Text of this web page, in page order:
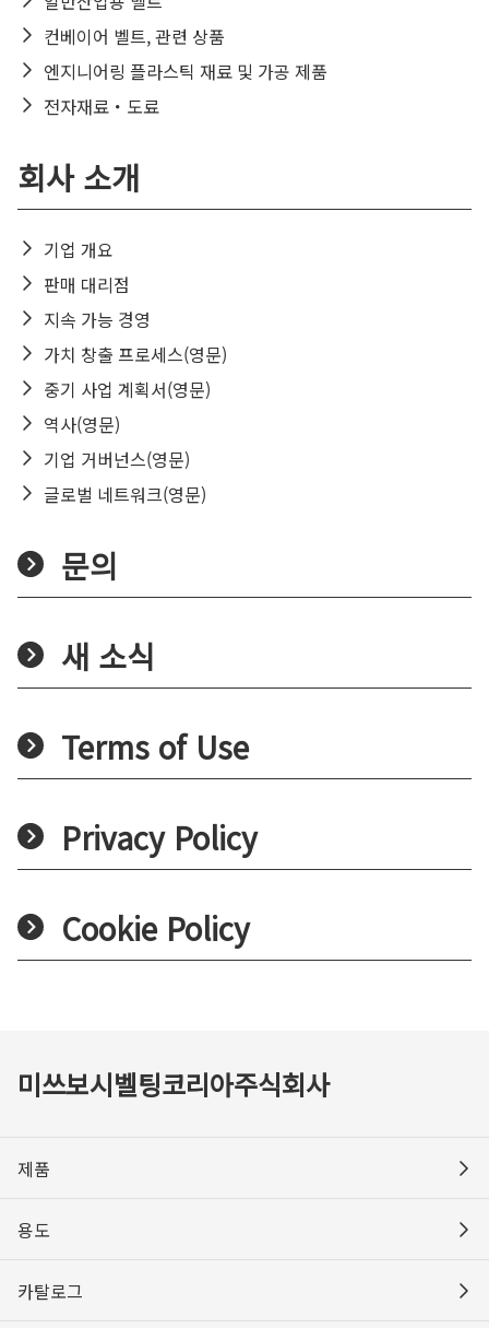
컨베이어 벨트, 관련 상품
엔지니어링 플라스틱 재료 및 가공 제품
전자재료・도료
회사 소개
기업 개요
판매 대리점
지속 가능 경영
가치 창출 프로세스(영문)
중기 사업 계획서(영문)
역사(영문)
기업 거버넌스(영문)
글로벌 네트워크(영문)
문의
새 소식
Terms of Use
Privacy Policy
Cookie Policy
미쓰보시벨팅코리아주식회사
제품
용도
카탈로그